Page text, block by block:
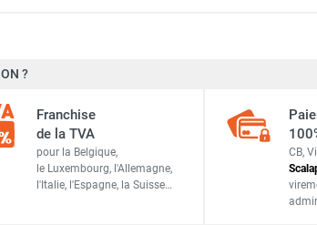
De série
directe IDE 60 D - TROTEC
directe IDE 20 D - TROTEC
?
Franchise
de la TVA
pour la Belgique,
le Luxembourg, l'Allemagne,
l'Italie, l'Espagne, la Suisse…
CB,